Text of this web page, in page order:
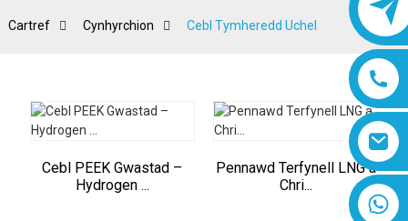
Cartref Cynhyrchion Cebl Tymheredd Uchel
Cebl PEEK Gwastad –
Hydrogen ...
Pennawd Terfynell LNG a
Chri...